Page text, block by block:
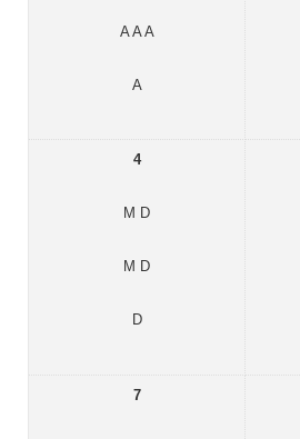
A A A
A
4
M D
M D
D
7